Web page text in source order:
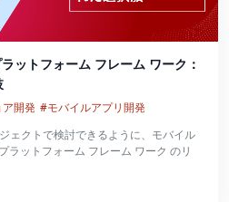
ットフォーム フレーム ワーク：
開発 #モバイルアプリ開発
ェクトで検討できるように、モバイル
ラットフォーム フレーム ワーク のリ